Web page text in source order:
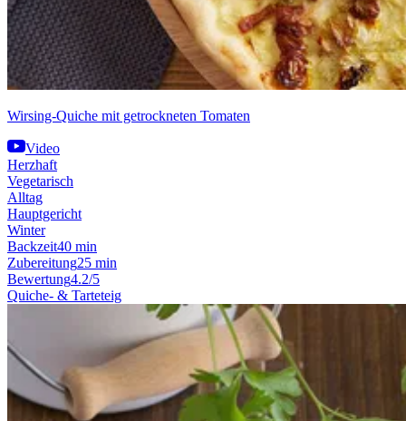
Wirsing-Quiche mit getrockneten Tomaten
Video
Herzhaft
Vegetarisch
Alltag
Hauptgericht
Winter
Backzeit40 min
Zubereitung25 min
Bewertung4.2/5
Quiche- & Tarteteig